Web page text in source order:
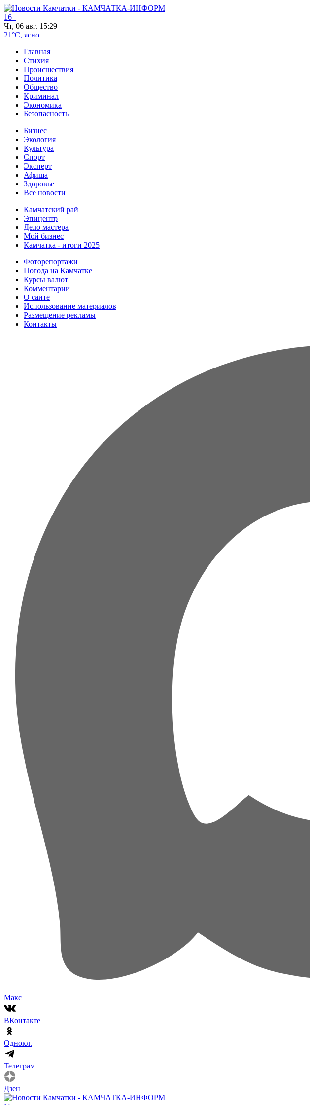
16+
Чт, 06 авг. 15:29
21°C, ясно
Главная
Стихия
Происшествия
Политика
Общество
Криминал
Экономика
Безопасность
Бизнес
Экология
Культура
Спорт
Эксперт
Афиша
Здоровье
Все новости
Камчатский рай
Эпицентр
Дело мастера
Мой бизнес
Камчатка - итоги 2025
Фоторепортажи
Погода на Камчатке
Курсы валют
Комментарии
О сайте
Использование материалов
Размещение рекламы
Контакты
Макс
ВКонтакте
Однокл.
Телеграм
Дзен